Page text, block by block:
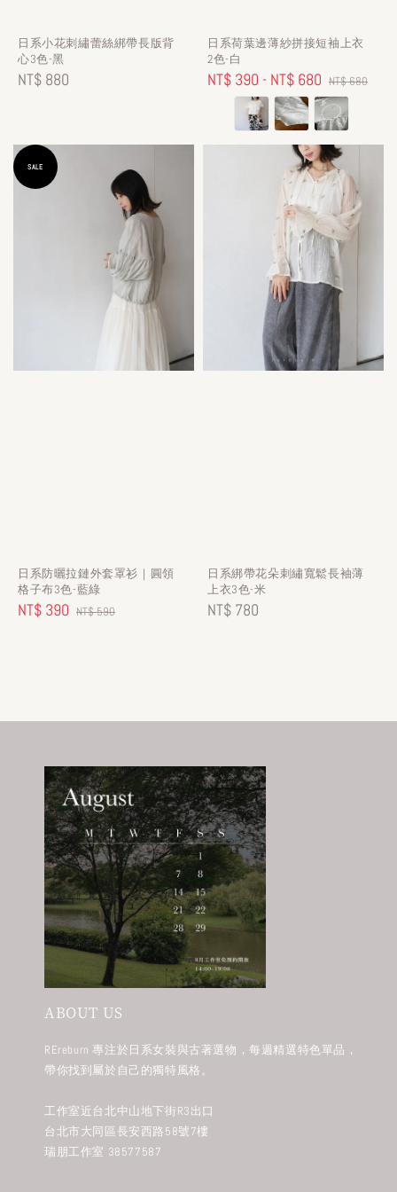
日系小花刺繡蕾絲綁帶長版背
心3色-黑
Regular
NT$ 880
日系荷葉邊薄紗拼接短袖上衣
2色-白
Sale
price
NT$ 390 - NT$ 680 Regular
price
NT$ 680
SALE
日系防曬拉鏈外套罩衫｜圓領
格子布3色-藍綠
Sale
NT$ 390 Regular
NT$ 590
日系綁帶花朵刺繡寬鬆長袖薄
上衣3色-米
Regular
NT$ 780
ABOUT US
REreburn 專注於日系女裝與古著選物，每週精選特色單品，
帶你找到屬於自己的獨特風格。
工作室近台北中山地下街R3出口
台北市大同區長安西路58號7樓
瑞朋工作室 38577587